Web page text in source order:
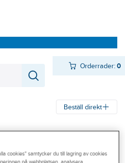
Orderrader:0
Beställ direkt
cookies" samtycker du till lagring av cookies